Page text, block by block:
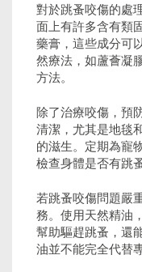
對於跳蚤咬傷的處
面上有許多含有類
藥膏，這些成分可
然療法，如蘆薈凝
方法。
除了治療咬傷，預
清潔，尤其是地毯
的滋生。定期為寵
檢查身體是否有跳
若跳蚤咬傷問題嚴
務。使用天然精油
幫助驅趕跳蚤，還
油並不能完全代替